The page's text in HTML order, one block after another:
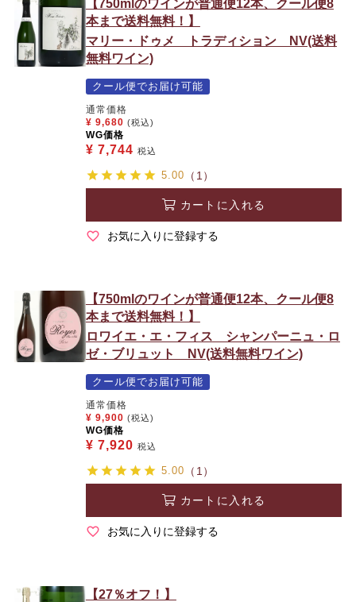
【750mlのワインが普通便12本、クール便8
本まで送料無料！】
マリー・ドゥメ トラディション NV(送料
無料ワイン)
クール便でお届け可能
通常価格
¥ 9,680 (税込)
WG価格
¥ 7,744 税込
5.00 （1）
カートに入れる
お気に入りに登録する
【750mlのワインが普通便12本、クール便8
本まで送料無料！】
ロワイエ・エ・フィス シャンパーニュ・ロ
ゼ・ブリュット NV(送料無料ワイン)
クール便でお届け可能
通常価格
¥ 9,900 (税込)
WG価格
¥ 7,920 税込
5.00 （1）
カートに入れる
お気に入りに登録する
【27％オフ！】